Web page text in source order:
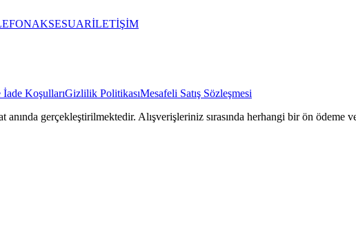
AKSESUARİLETİŞİM
KoşullarıGizlilik PolitikasıMesafeli Satış Sözleşmesi
gerçekleştirilmektedir. Alışverişleriniz sırasında herhangi bir ön ödeme